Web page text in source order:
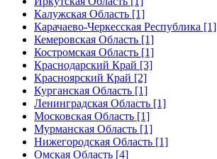
Калужская Область [1]
Карачаево-Черкесская Республика [1]
Кемеровская Область [1]
Костромская Область [1]
Краснодарский Край [3]
Красноярский Край [2]
Курганская Область [1]
Ленинградская Область [1]
Московская Область [1]
Мурманская Область [1]
Нижегородская Область [1]
Омская Область [4]